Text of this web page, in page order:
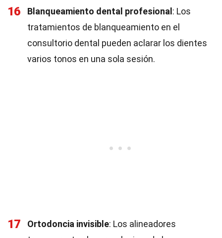
16 Blanqueamiento dental profesional : Los
tratamientos de blanqueamiento en el
consultorio dental pueden aclarar los dientes
varios tonos en una sola sesión.
17 Ortodoncia invisible: Los alineadores